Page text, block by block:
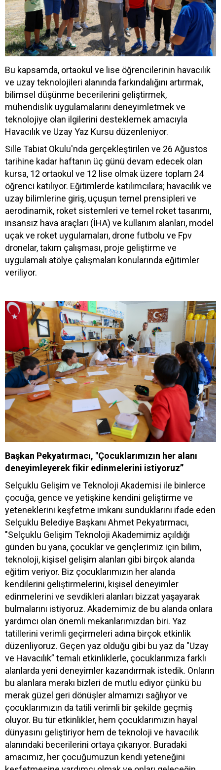
Bu kapsamda, ortaokul ve lise öğrencilerinin havacılık
ve uzay teknolojileri alanında farkındalığını artırmak,
bilimsel düşünme becerilerini geliştirmek,
mühendislik uygulamalarını deneyimletmek ve
teknolojiye olan ilgilerini desteklemek amacıyla
Havacılık ve Uzay Yaz Kursu düzenleniyor.
Sille Tabiat Okulu'nda gerçekleştirilen ve 26 Ağustos
tarihine kadar haftanın üç günü devam edecek olan
kursa, 12 ortaokul ve 12 lise olmak üzere toplam 24
öğrenci katılıyor. Eğitimlerde katılımcılara; havacılık ve
uzay bilimlerine giriş, uçuşun temel prensipleri ve
aerodinamik, roket sistemleri ve temel roket tasarımı,
insansız hava araçları (İHA) ve kullanım alanları, model
uçak ve roket uygulamaları, drone futbolu ve Fpv
dronelar, takım çalışması, proje geliştirme ve
uygulamalı atölye çalışmaları konularında eğitimler
veriliyor.
Başkan Pekyatırmacı, "Çocuklarımızın her alanı
deneyimleyerek fikir edinmelerini istiyoruz”
Selçuklu Gelişim ve Teknoloji Akademisi ile binlerce
çocuğa, gence ve yetişkine kendini geliştirme ve
yeteneklerini keşfetme imkanı sunduklarını ifade eden
Selçuklu Belediye Başkanı Ahmet Pekyatırmacı,
"Selçuklu Gelişim Teknoloji Akademimiz açıldığı
günden bu yana, çocuklar ve gençlerimiz için bilim,
teknoloji, kişisel gelişim alanları gibi birçok alanda
eğitim veriyor. Biz çocuklarımızın her alanda
kendilerini geliştirmelerini, kişisel deneyimler
edinmelerini ve sevdikleri alanları bizzat yaşayarak
bulmalarını istiyoruz. Akademimiz de bu alanda onlara
yardımcı olan önemli mekanlarımızdan biri. Yaz
tatillerini verimli geçirmeleri adına birçok etkinlik
düzenliyoruz. Geçen yaz olduğu gibi bu yaz da "Uzay
ve Havacılık” temalı etkinliklerle, çocuklarımıza farklı
alanlarda yeni deneyimler kazandırmak istedik. Onların
bu alanlara merakı bizleri de mutlu ediyor çünkü bu
merak güzel geri dönüşler almamızı sağlıyor ve
çocuklarımızın da tatili verimli bir şekilde geçmiş
oluyor. Bu tür etkinlikler, hem çocuklarımızın hayal
dünyasını geliştiriyor hem de teknoloji ve havacılık
alanındaki becerilerini ortaya çıkarıyor. Buradaki
amacımız, her çocuğumuzun kendi yeteneğini